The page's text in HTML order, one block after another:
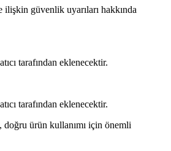
ilişkin güvenlik uyarıları hakkında
tarafından eklenecektir.
tarafından eklenecektir.
ürün kullanımı için önemli